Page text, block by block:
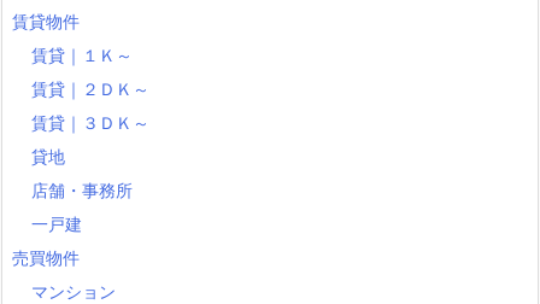
賃貸物件
賃貸｜１Ｋ～
賃貸｜２ＤＫ～
賃貸｜３ＤＫ～
貸地
店舗・事務所
一戸建
売買物件
マンション